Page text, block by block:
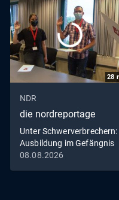
28
NDR
die nordreportage
Unter Schwerverbrechern:
Ausbildung im Gefängnis
08.08.2026